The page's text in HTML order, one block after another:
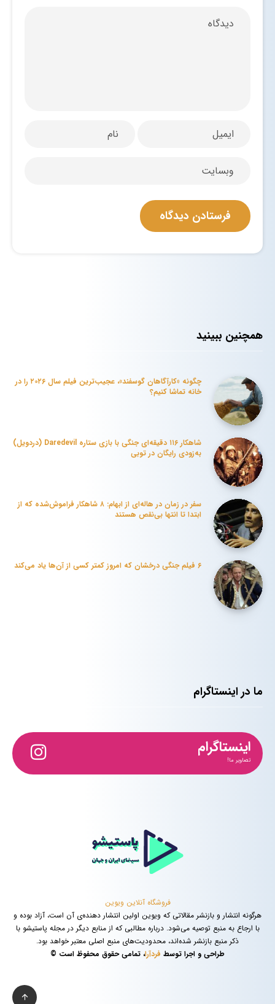
همچنین ببینید
چگونه «کارآگاهان گوسفند»، عجیب‌ترین فیلم سال ۲۰۲۶ را در
خانه تماشا کنیم؟
شاهکار ۱۱۶ دقیقه‌ای جنگی با بازی ستاره Daredevil (دردویل)
به‌زودی رایگان در توبی
سفر در زمان در هاله‌ای از ابهام: ۸ شاهکار فراموش‌شده که از
ابتدا تا انتها بی‌نقص هستند
۶ فیلم جنگی درخشان که امروز کمتر کسی از آن‌ها یاد می‌کند
ما در اینستاگرام
اینستاگرام
تصاویر ما!
فروشگاه آنلاین ویوین
هرگونه انتشار و بازنشر مقالاتی که ویوین اولین انتشار دهنده‌ی آن است، آزاد بوده و
با ارجاع به منبع توصیه می‌شود. درباره مطالبی که از منابع دیگر در مجله پاستیشو با
ذکر منبع بازنشر شده‌اند، محدودیت‌های منبع اصلی معتبر خواهد بود.
طراحی و اجرا توسط فردآرا، تمامی حقوق محفوظ است ©